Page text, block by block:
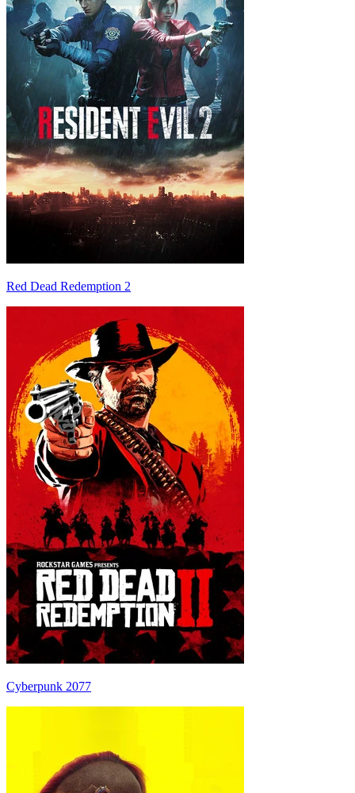
Red Dead Redemption 2
Cyberpunk 2077